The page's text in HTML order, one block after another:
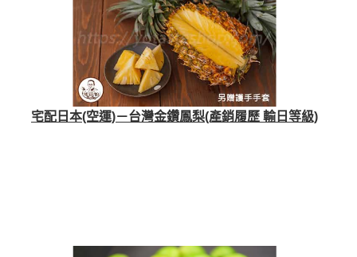
宅配日本(空運)－台灣金鑽鳳梨(產銷履歷 輸日等級)